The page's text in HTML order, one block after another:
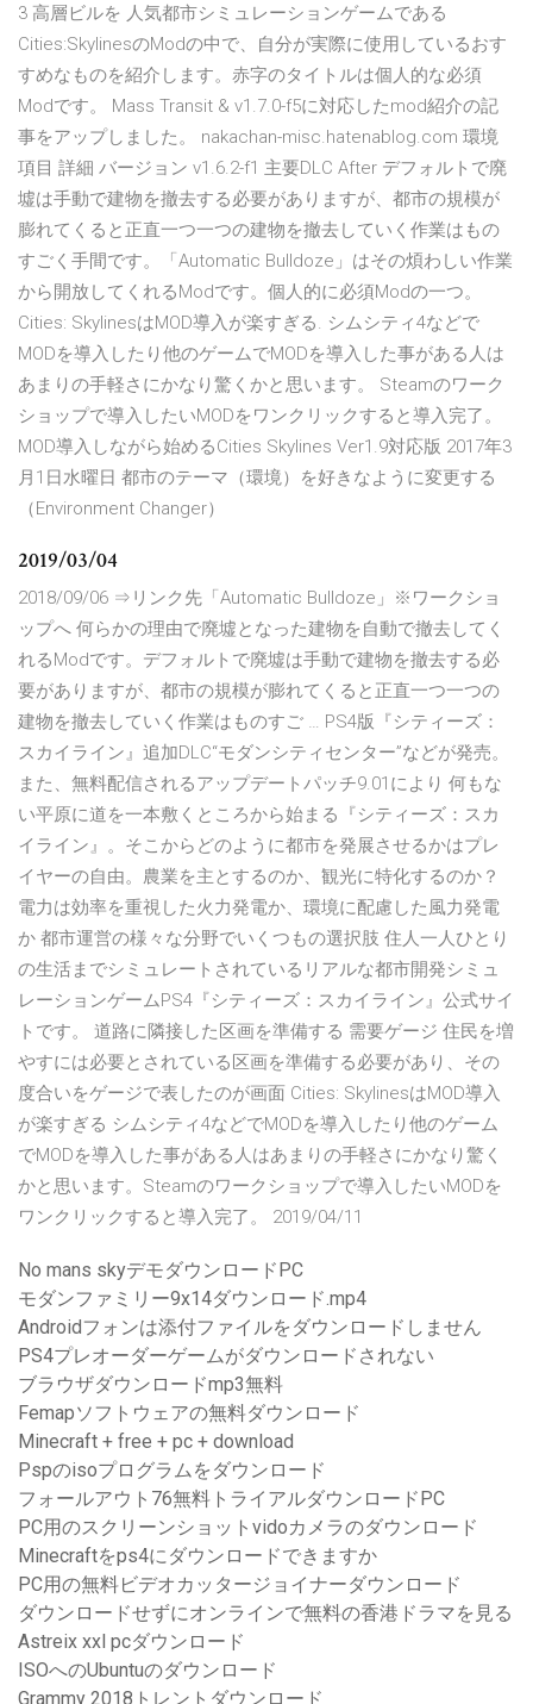
3 高層ビルを 人気都市シミュレーションゲームである
Cities:SkylinesのModの中で、自分が実際に使用しているおす
すめなものを紹介します。赤字のタイトルは個人的な必須
Modです。 Mass Transit & v1.7.0-f5に対応したmod紹介の記
事をアップしました。 nakachan-misc.hatenablog.com 環境
項目 詳細 バージョン v1.6.2-f1 主要DLC After デフォルトで廃
墟は手動で建物を撤去する必要がありますが、都市の規模が
膨れてくると正直一つ一つの建物を撤去していく作業はもの
すごく手間です。「Automatic Bulldoze」はその煩わしい作業
から開放してくれるModです。個人的に必須Modの一つ。
Cities: SkylinesはMOD導入が楽すぎる. シムシティ4などで
MODを導入したり他のゲームでMODを導入した事がある人は
あまりの手軽さにかなり驚くかと思います。 Steamのワーク
ショップで導入したいMODをワンクリックすると導入完了。
MOD導入しながら始めるCities Skylines Ver1.9対応版 2017年3
月1日水曜日 都市のテーマ（環境）を好きなように変更する
（Environment Changer）
2019/03/04
2018/09/06 ⇒リンク先「Automatic Bulldoze」※ワークショ
ップへ 何らかの理由で廃墟となった建物を自動で撤去してく
れるModです。デフォルトで廃墟は手動で建物を撤去する必
要がありますが、都市の規模が膨れてくると正直一つ一つの
建物を撤去していく作業はものすご … PS4版『シティーズ：
スカイライン』追加DLC“モダンシティセンター”などが発売。
また、無料配信されるアップデートパッチ9.01により 何もな
い平原に道を一本敷くところから始まる『シティーズ：スカ
イライン』。そこからどのように都市を発展させるかはプレ
イヤーの自由。農業を主とするのか、観光に特化するのか？
電力は効率を重視した火力発電か、環境に配慮した風力発電
か 都市運営の様々な分野でいくつもの選択肢 住人一人ひとり
の生活までシミュレートされているリアルな都市開発シミュ
レーションゲームPS4『シティーズ：スカイライン』公式サイ
トです。 道路に隣接した区画を準備する 需要ゲージ 住民を増
やすには必要とされている区画を準備する必要があり、その
度合いをゲージで表したのが画面 Cities: SkylinesはMOD導入
が楽すぎる シムシティ4などでMODを導入したり他のゲーム
でMODを導入した事がある人はあまりの手軽さにかなり驚く
かと思います。Steamのワークショップで導入したいMODを
ワンクリックすると導入完了。 2019/04/11
No mans skyデモダウンロードPC
モダンファミリー9x14ダウンロード.mp4
Androidフォンは添付ファイルをダウンロードしません
PS4プレオーダーゲームがダウンロードされない
ブラウザダウンロードmp3無料
Femapソフトウェアの無料ダウンロード
Minecraft + free + pc + download
Pspのisoプログラムをダウンロード
フォールアウト76無料トライアルダウンロードPC
PC用のスクリーンショットvidoカメラのダウンロード
Minecraftをps4にダウンロードできますか
PC用の無料ビデオカッタージョイナーダウンロード
ダウンロードせずにオンラインで無料の香港ドラマを見る
Astreix xxl pcダウンロード
ISOへのUbuntuのダウンロード
Grammy 2018トレントダウンロード